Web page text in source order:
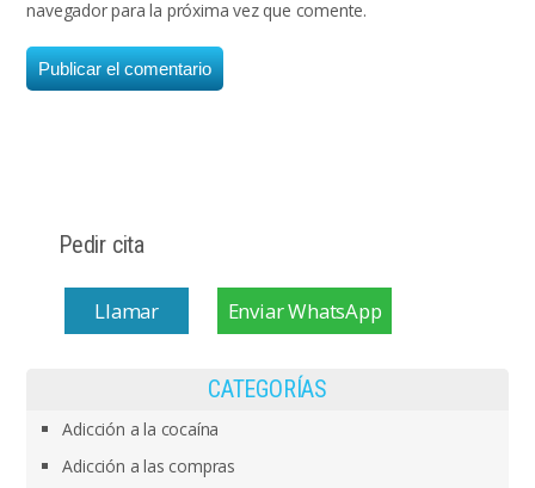
navegador para la próxima vez que comente.
Pedir cita
Llamar Enviar WhatsApp
CATEGORÍAS
Adicción a la cocaína
Adicción a las compras